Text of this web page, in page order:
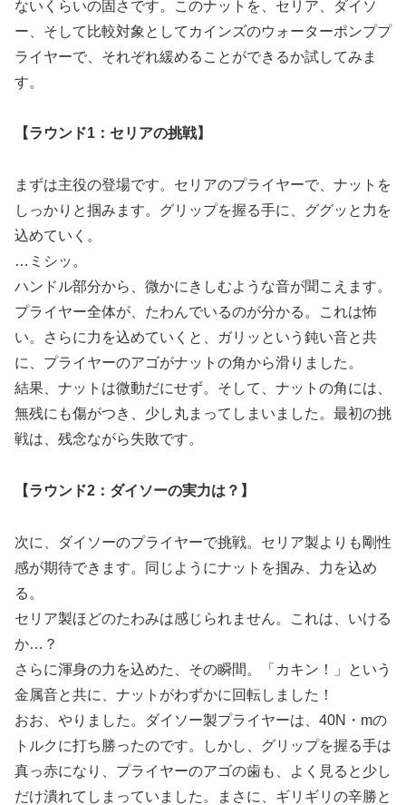
ないくらいの固さです。このナットを、セリア、ダイソ
ー、そして比較対象としてカインズのウォーターポンププ
ライヤーで、それぞれ緩めることができるか試してみま
す。
【ラウンド1：セリアの挑戦】
まずは主役の登場です。セリアのプライヤーで、ナットを
しっかりと掴みます。グリップを握る手に、ググッと力を
込めていく。
…ミシッ。
ハンドル部分から、微かにきしむような音が聞こえます。
プライヤー全体が、たわんでいるのが分かる。これは怖
い。さらに力を込めていくと、ガリッという鈍い音と共
に、プライヤーのアゴがナットの角から滑りました。
結果、ナットは微動だにせず。そして、ナットの角には、
無残にも傷がつき、少し丸まってしまいました。最初の挑
戦は、残念ながら失敗です。
【ラウンド2：ダイソーの実力は？】
次に、ダイソーのプライヤーで挑戦。セリア製よりも剛性
感が期待できます。同じようにナットを掴み、力を込め
る。
セリア製ほどのたわみは感じられません。これは、いける
か…？
さらに渾身の力を込めた、その瞬間。「カキン！」という
金属音と共に、ナットがわずかに回転しました！
おお、やりました。ダイソー製プライヤーは、40N・mの
トルクに打ち勝ったのです。しかし、グリップを握る手は
真っ赤になり、プライヤーのアゴの歯も、よく見ると少し
だけ潰れてしまっていました。まさに、ギリギリの辛勝と